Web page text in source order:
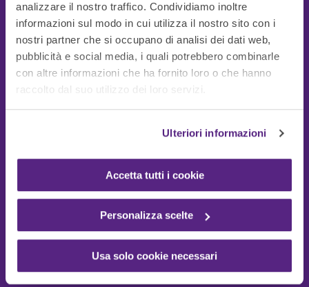
analizzare il nostro traffico. Condividiamo inoltre
informazioni sul modo in cui utilizza il nostro sito con i
nostri partner che si occupano di analisi dei dati web,
pubblicità e social media, i quali potrebbero combinarle
con altre informazioni che ha fornito loro o che hanno
raccolto dal suo utilizzo dei loro servizi.
Ulteriori informazioni
Accetta tutti i cookie
Personalizza scelte
Usa solo cookie necessari
Guide Utili